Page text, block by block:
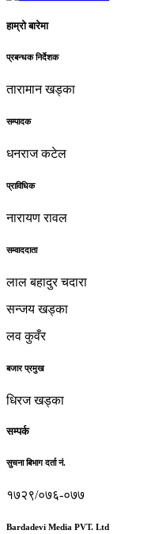
हाम्रो बारेमा
प्रबन्धक निर्देशक
तारामान खड्का
सम्पादक
धनराज कटेल
प्राविधिक
नारायण रावल
सम्वाददाता
लाल बहादुर चदारा
सन्जय खड्का
लव कुवँर
बजार प्रमुख
धिरज खड्का
सम्पर्क
सुचना बिभाग दर्ता नं.
१७२९/०७६-०७७
Bardadevi Media PVT. Ltd